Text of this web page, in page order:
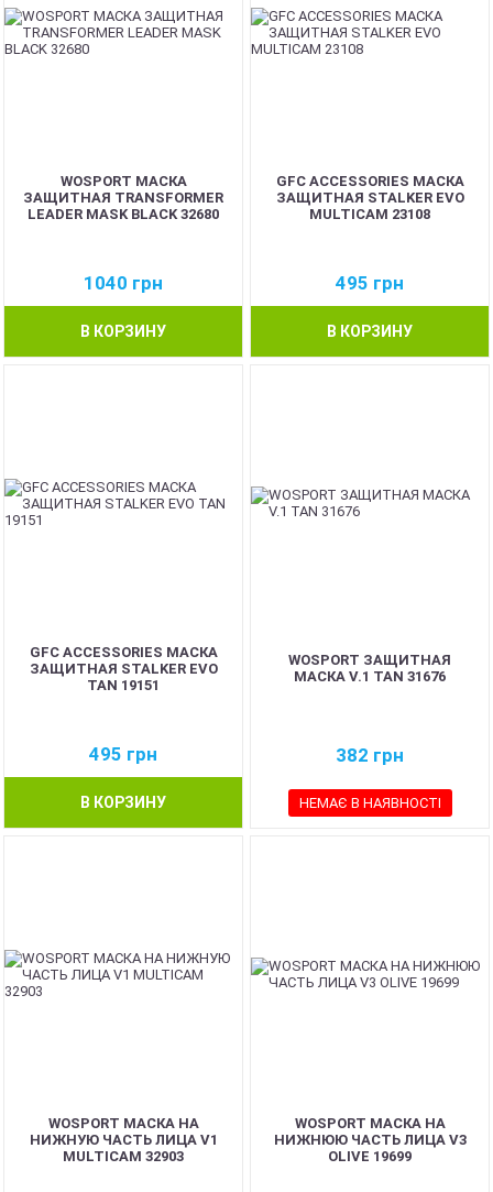
WOSPORT МАСКА
ЗАЩИТНАЯ TRANSFORMER
LEADER MASK BLACK 32680
1040 грн
В КОРЗИНУ
GFC ACCESSORIES МАСКА
ЗАЩИТНАЯ STALKER EVO
MULTICAM 23108
495 грн
В КОРЗИНУ
GFC ACCESSORIES МАСКА
ЗАЩИТНАЯ STALKER EVO
TAN 19151
495 грн
В КОРЗИНУ
WOSPORT ЗАЩИТНАЯ
МАСКА V.1 TAN 31676
382 грн
НЕМАЄ В НАЯВНОСТІ
WOSPORT МАСКА НА
НИЖНУЮ ЧАСТЬ ЛИЦА V1
MULTICAM 32903
WOSPORT МАСКА НА
НИЖНЮЮ ЧАСТЬ ЛИЦА V3
OLIVE 19699